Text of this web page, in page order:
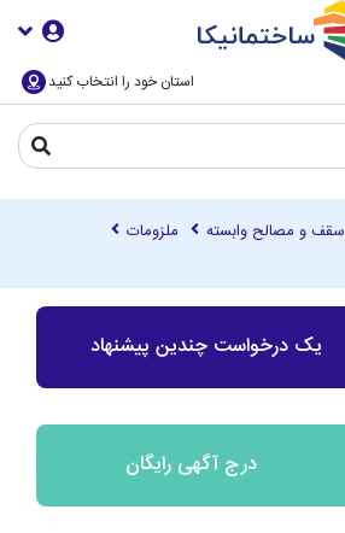
استان خود را انتخاب کنید
سقف و مصالح وابسته
ملزومات
یک درخواست چندین پیشنهاد
درج آگهی رایگان